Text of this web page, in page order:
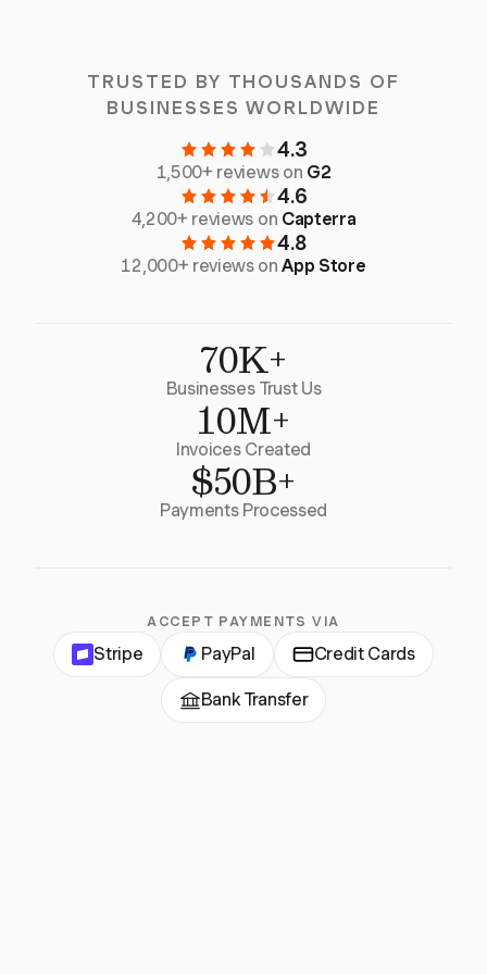
TRUSTED BY THOUSANDS OF
BUSINESSES WORLDWIDE
4.3
1,500+ reviews on G2
4.6
4,200+ reviews on Capterra
4.8
12,000+ reviews onApp Store
70K+
Businesses Trust Us
10M+
Invoices Created
$50B+
Payments Processed
ACCEPT PAYMENTS VIA
Stripe PayPal Credit Cards
Bank Transfer